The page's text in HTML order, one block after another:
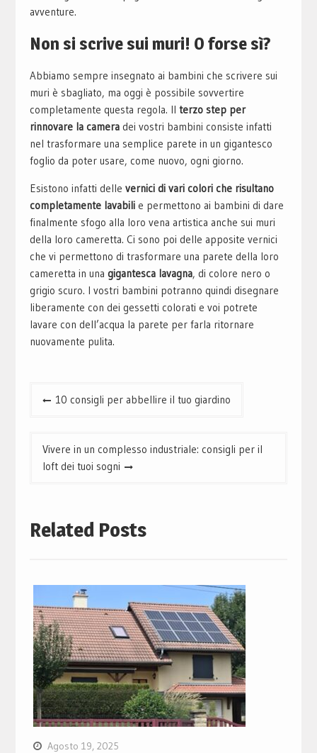
avventure.
Non si scrive sui muri! O forse sì?
Abbiamo sempre insegnato ai bambini che scrivere sui
muri è sbagliato, ma oggi è possibile sovvertire
completamente questa regola. Il terzo step per
rinnovare la cameradei vostri bambini consiste infatti
nel trasformare una semplice parete in un gigantesco
foglio da poter usare, come nuovo, ogni giorno.
Esistono infatti delle vernici di vari colori che risultano
completamente lavabilie permettono ai bambini di dare
finalmente sfogo alla loro vena artistica anche sui muri
della loro cameretta. Ci sono poi delle apposite vernici
che vi permettono di trasformare una parete della loro
cameretta in una gigantesca lavagna, di colore nero o
grigio scuro. I vostri bambini potranno quindi disegnare
liberamente con dei gessetti colorati e voi potrete
lavare con dell’acqua la parete per farla ritornare
nuovamente pulita.
Navigazione
10 consigli per abbellire il tuo giardino
Vivere in un complesso industriale: consigli per il
loft dei tuoi sogni
Related Posts
Agosto 19, 2025